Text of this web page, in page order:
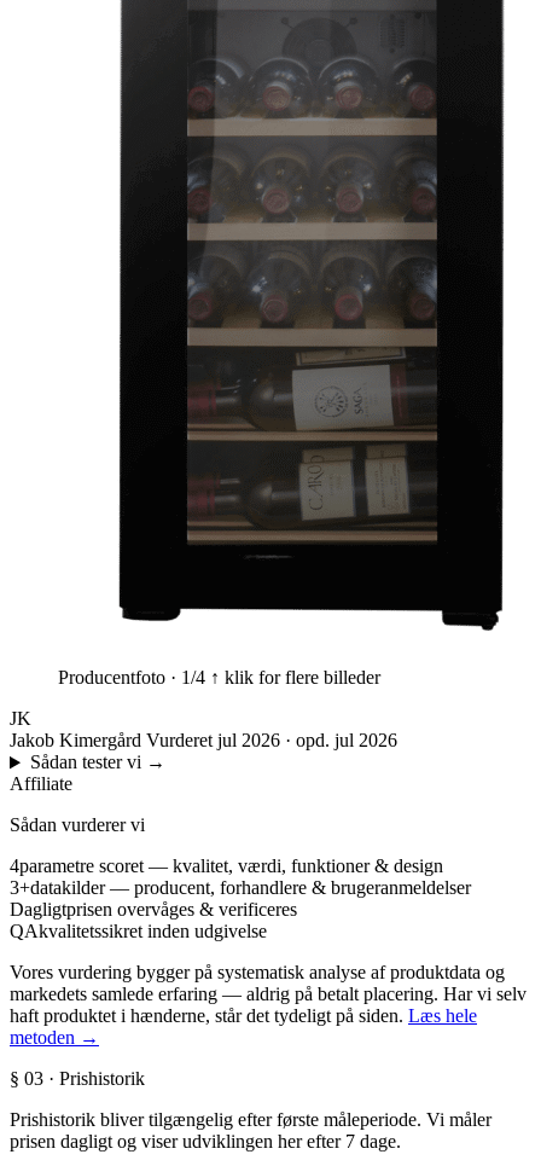
Producentfoto · 1/4 ↑ klik for flere billeder
JK
Jakob Kimergård Vurderet jul 2026 · opd. jul 2026
Sådan tester vi →
Affiliate
Sådan vurderer vi
4parametre scoret — kvalitet, værdi, funktioner & design
3+datakilder — producent, forhandlere & brugeranmeldelser
Dagligtprisen overvåges & verificeres
QAkvalitetssikret inden udgivelse
Vores vurdering bygger på systematisk analyse af produktdata og
markedets samlede erfaring — aldrig på betalt placering. Har vi selv
haft produktet i hænderne, står det tydeligt på siden. Læs hele
metoden →
§ 03 · Prishistorik
Prishistorik bliver tilgængelig efter første måleperiode. Vi måler
prisen dagligt og viser udviklingen her efter 7 dage.